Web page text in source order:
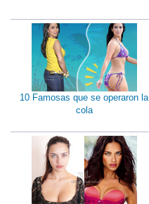
10 Famosas que se operaron la
cola